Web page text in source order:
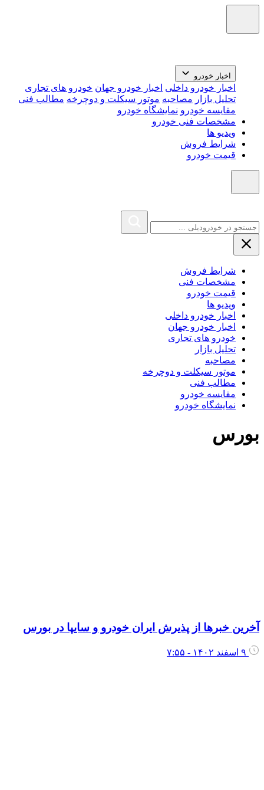
اخبار خودرو
اخبار خودرو داخلی اخبار خودرو جهان خودرو های تجاری
تحلیل بازار مصاحبه موتور سیکلت و دوچرخه مطالب فنی
مقایسه خودرو نمایشگاه خودرو
مشخصات فنی خودرو
ویدیو ها
شرایط فروش
قیمت خودرو
شرایط فروش
مشخصات فنی
قیمت خودرو
ویدیو ها
اخبار خودرو داخلی
اخبار خودرو جهان
خودرو های تجاری
تحلیل بازار
مصاحبه
موتور سیکلت و دوچرخه
مطالب فنی
مقایسه خودرو
نمایشگاه خودرو
خبرها از پذیرش ایران خودرو و سایپا در بورس
۹ اسفند ۱۴۰۲ - ۷:۵۵